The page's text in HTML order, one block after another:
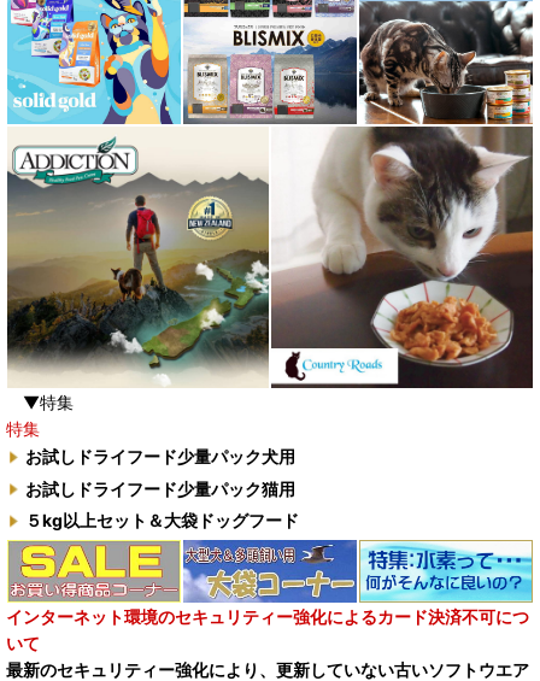
▼特集
特集
お試しドライフード少量パック犬用
お試しドライフード少量パック猫用
５kg以上セット＆大袋ドッグフード
インターネット環境のセキュリティー強化によるカード決済不可につ
いて
最新のセキュリティー強化により、更新していない古いソフトウエア